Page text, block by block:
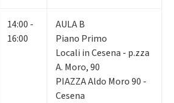
14:00 -
16:00
AULA B
Piano Primo
Locali in Cesena - p.zza
A. Moro, 90
PIAZZA Aldo Moro 90 -
Cesena